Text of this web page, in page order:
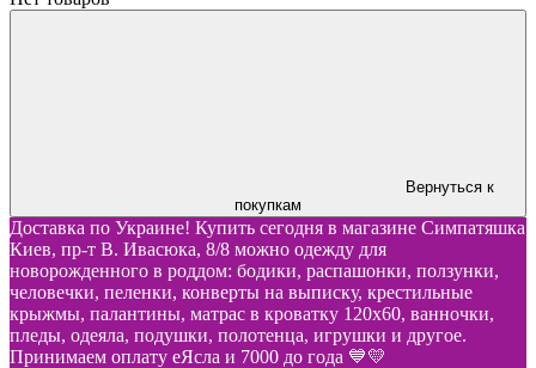
Вернуться к
покупкам
Доставка по Украине! Купить сегодня в магазине Симпатяшка
Киев, пр-т В. Ивасюка, 8/8 можно одежду для
новорожденного в роддом: бодики, распашонки, ползунки,
человечки, пеленки, конверты на выписку, крестильные
крыжмы, палантины, матрас в кроватку 120х60, ванночки,
пледы, одеяла, подушки, полотенца, игрушки и другое.
Принимаем оплату еЯсла и 7000 до года 💙💛